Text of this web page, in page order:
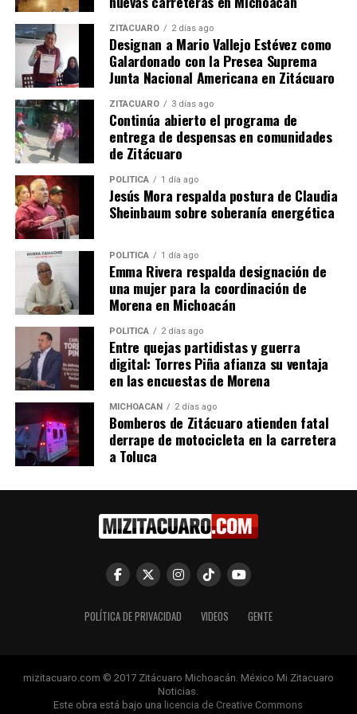
población hoy más que nunca demanda de funcionarios
y políticos comprometidos con la justicia y desarrollo
justo para todos.
Comparte con:
Me gusta esto:
justicia en el homicidio de su
compañero Osbaldo
11 septiembre, 2014
justicia en el homicidio de su
compañero Osbaldo
11 septiembre, 2014
En "Política"
condenamos el asesinato
ZITÁCUARO 2 días ago
Designan a Mario Vallejo Estévez como
Galardonado con la Presea Suprema
Junta Nacional Americana en Zitácuaro
ZITÁCUARO 3 días ago
Continúa abierto el programa de
entrega de despensas en comunidades
de Zitácuaro
POLÍTICA 1 día ago
Jesús Mora respalda postura de Claudia
Sheinbaum sobre soberanía energética
POLÍTICA 1 día ago
Emma Rivera respalda designación de
una mujer para la coordinación de
Morena en Michoacán
POLÍTICA 2 días ago
Entre quejas partidistas y guerra
digital: Torres Piña afianza su ventaja
en las encuestas de Morena
MICHOACÁN 2 días ago
Bomberos de Zitácuaro atienden fatal
derrape de motocicleta en la carretera
a Toluca
POLÍTICA DE PRIVACIDAD VIDEOS GENTE
mizitacuaro.com © 2017 Zitácuaro Michoacán. México Mi Zitacuaro
Noticias.
Este obra está bajo una licencia de Creative Commons